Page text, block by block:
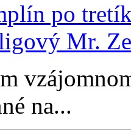
po
Mr.
na...